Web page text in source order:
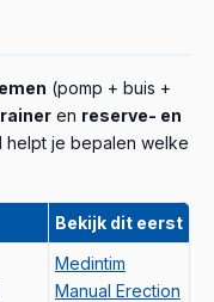
(pomp + buis +
en reserve- en
helpt je bepalen welke
Bekijk dit eerst
Medintim
Manual Erection